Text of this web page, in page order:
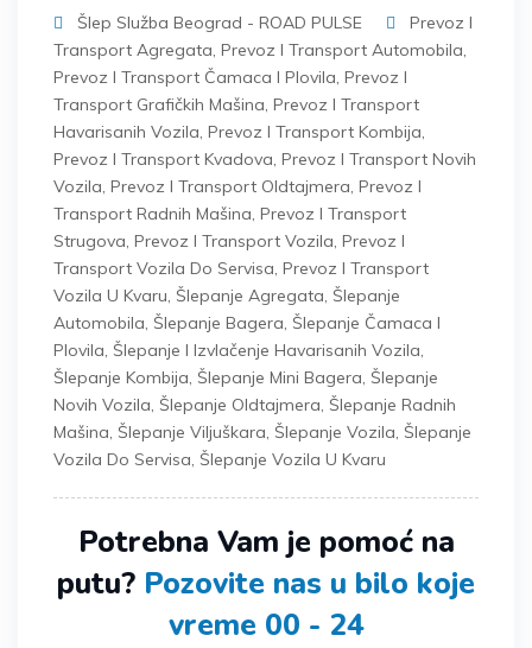
Šlep Služba Beograd - ROAD PULSE
Prevoz I
Transport Agregata, Prevoz I Transport Automobila,
Prevoz I Transport Čamaca I Plovila, Prevoz I
Transport Grafičkih Mašina, Prevoz I Transport
Havarisanih Vozila, Prevoz I Transport Kombija,
Prevoz I Transport Kvadova, Prevoz I Transport Novih
Vozila, Prevoz I Transport Oldtajmera, Prevoz I
Transport Radnih Mašina, Prevoz I Transport
Strugova, Prevoz I Transport Vozila, Prevoz I
Transport Vozila Do Servisa, Prevoz I Transport
Vozila U Kvaru, Šlepanje Agregata, Šlepanje
Automobila, Šlepanje Bagera, Šlepanje Čamaca I
Plovila, Šlepanje I Izvlačenje Havarisanih Vozila,
Šlepanje Kombija, Šlepanje Mini Bagera, Šlepanje
Novih Vozila, Šlepanje Oldtajmera, Šlepanje Radnih
Mašina, Šlepanje Viljuškara, Šlepanje Vozila, Šlepanje
Vozila Do Servisa, Šlepanje Vozila U Kvaru
Potrebna Vam je pomoć na
putu? Pozovite nas u bilo koje
vreme 00 - 24